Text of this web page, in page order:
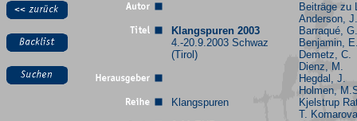
Klangspuren 2003
4.-20.9.2003 Schwaz
(Tirol)
Klangspuren
Beiträge zu
Anderson, J.
Barraqué, G.
Benjamin,
Demetz, C.
Dienz, M.
Hegdal, J.
Holmen,
Kjelstrup
T.